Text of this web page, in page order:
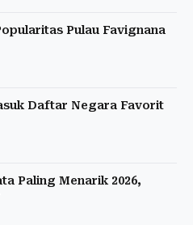
Pulau Favignana
Daftar Negara Favorit
Paling Menarik 2026,